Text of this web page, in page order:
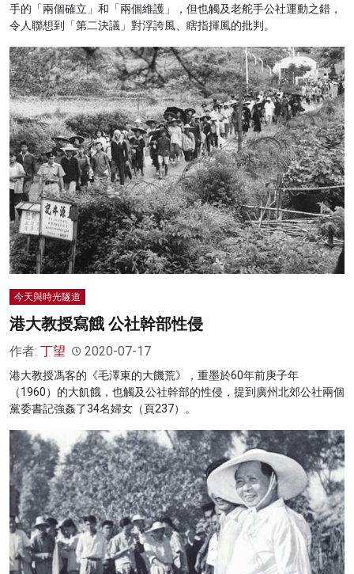
手的「兩個確立」和「兩個維護」，但也觸及老舵手公社運動之錯，
令人聯想到「第二決議」對浮誇風、瞎指揮風的批判。
今天與時光隧道
港大教授寫餓 公社幹部性侵
作者: 丁望 2020-07-17
港大教授馮客的《毛澤東的大饑荒》，重墨於60年前庚子年
（1960）的大飢餓，也觸及公社幹部的性侵，提到廣州北郊公社兩個
黨委書記強姦了34名婦女（頁237）。